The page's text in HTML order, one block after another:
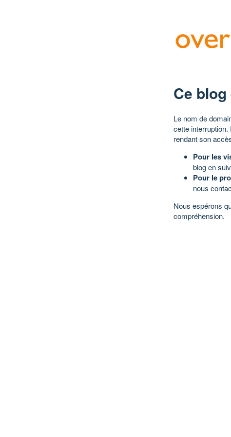
Ce
Le nom de
cette
rendant son
Pour les
blog en
Pour le
nous
Nous espérons
compréhension.